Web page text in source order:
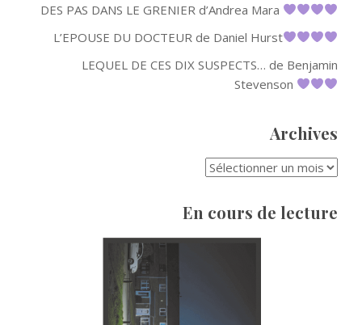
DES PAS DANS LE GRENIER d’Andrea Mara
L’EPOUSE DU DOCTEUR de Daniel Hurst
LEQUEL DE CES DIX SUSPECTS… de Benjamin
Stevenson
Archives
En cours de lecture